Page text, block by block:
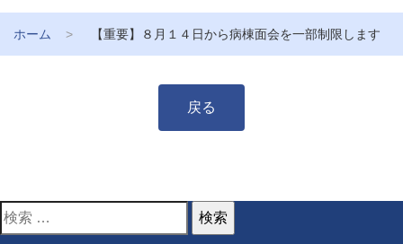
ホーム 【重要】８月１４日から病棟面会を一部制限します
戻る
検